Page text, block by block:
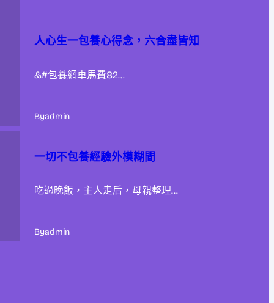
人心生一包養心得念，六合盡皆知
&#包養網車馬費82…
Byadmin
一切不包養經驗外模糊間
吃過晚飯，主人走后，母親整理…
Byadmin